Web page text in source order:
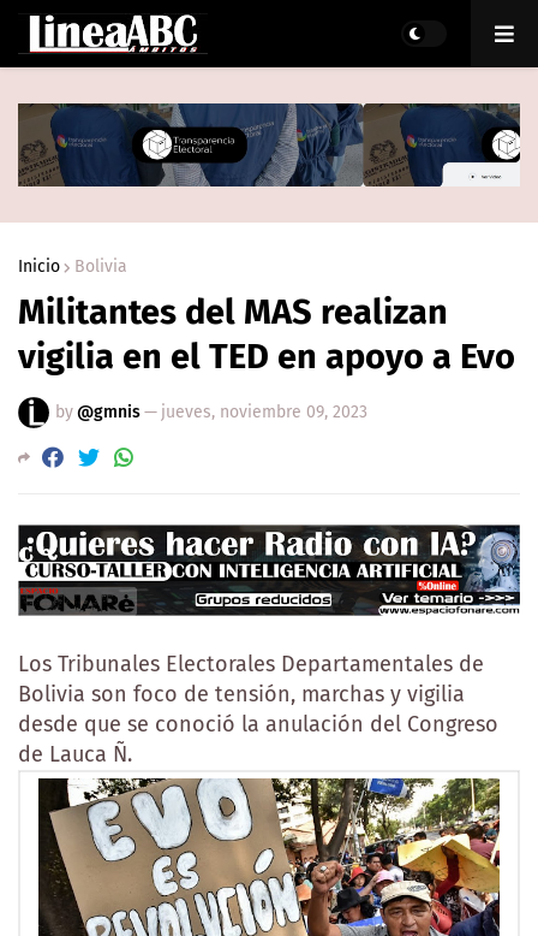
Inicio Bolivia
Militantes del MAS realizan
vigilia en el TED en apoyo a Evo
by@gmnis— jueves, noviembre 09, 2023
Los Tribunales Electorales Departamentales de
Bolivia son foco de tensión, marchas y vigilia
desde que se conoció la anulación del Congreso
de Lauca Ñ.